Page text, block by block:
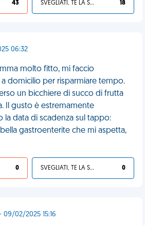
43 SVEGLIATI, TE LA SEI CERCATA! 18
06:32
molto fitto, mi faccio
domicilio per risparmiare tempo.
un bicchiere di succo di frutta
Il gusto è estremamente
la data di scadenza sul tappo:
gastroenterite che mi aspetta,
0 SVEGLIATI, TE LA SEI CERCATA! 0
02/2025 15:16